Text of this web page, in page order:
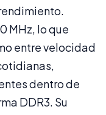
MHz, lo que
entre velocidad
dentro de
DDR3. Su